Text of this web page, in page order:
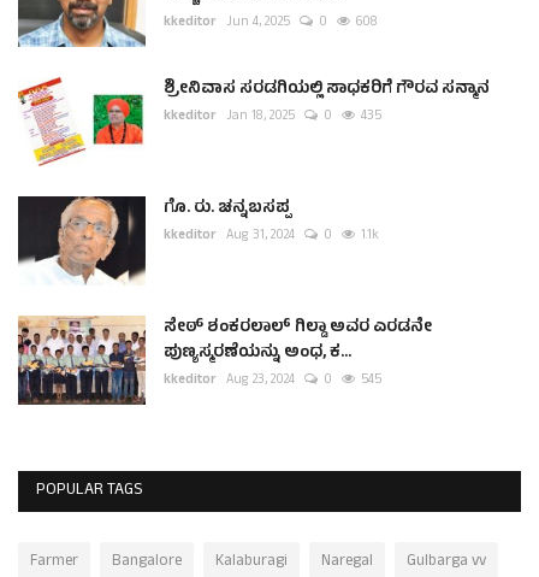
kkeditor Jun 4, 2025 0 608
ಶ್ರೀನಿವಾಸ ಸರಡಗಿಯಲ್ಲಿ ಸಾಧಕರಿಗೆ ಗೌರವ ಸನ್ಮಾನ
kkeditor Jan 18, 2025 0 435
ಗೊ. ರು. ಚನ್ನಬಸಪ್ಪ
kkeditor Aug 31, 2024 0 1.1k
ಸೇಠ್ ಶಂಕರಲಾಲ್ ಗಿಲ್ಡಾ ಅವರ ಎರಡನೇ
ಪುಣ್ಯಸ್ಮರಣೆಯನ್ನು ಅಂಧ, ಕ...
kkeditor Aug 23, 2024 0 545
POPULAR TAGS
Farmer Bangalore Kalaburagi Naregal
Gulbarga vv